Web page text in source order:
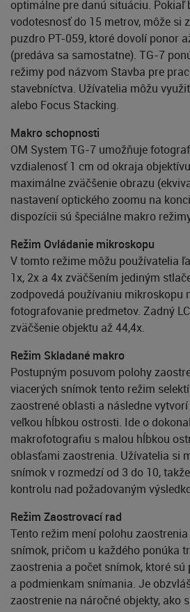
optimálne pre danú situáciu. Pokiaľ
vodotesnosť do 15 metrov, môže si
puzdro PT-059, ktoré dovolí ponor
(predáva sa samostatne). TG-7
režimy pod názvom Stavba pre
stavebníctva. Užívatelia môžu
alebo Focus Stacking.
Makro schopnosti
OM System TG-7 umožňuje
vzdialenosť 1 cm od okraja
maximálne zväčšenie obrazu
nastavení optického zoomu na
dispozícii sú špeciálne makro
Režim Ovládanie mikroskopu
V tomto režime môžu používatelia
1x, 2x a 4x zväčšením jediným
zodpovedá používaniu mikroskopu
fotografovanie predmetov. Zadný
zväčšenie objektu až 44,4x.
Režim Skladané makro
Postupným posuvom polohy
viacerých snímok tento režim
zaostrené oblasti a následne
veľkou hĺbkou ostrosti. Ide o
makrofotografiu s malou hĺbkou
oblasťami zaostrenia. Užívatelia si
snímok v rozmedzí od 3 do 10,
kontrolu nad požadovaným
Režim Zaostrovací rad
Tento režim mení polohu
snímok, pričom u každého ponúka
zaostrenia a počet snímok, ktoré sú
a podmienkam snímania. Je
zaostrenie na náročné objekty, ako